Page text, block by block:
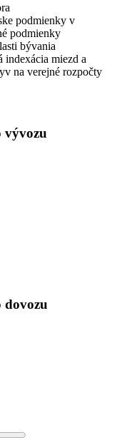
podmienky v
podmienky
bývania
indexácia miezd a
na verejné rozpočty
vývozu
dovozu